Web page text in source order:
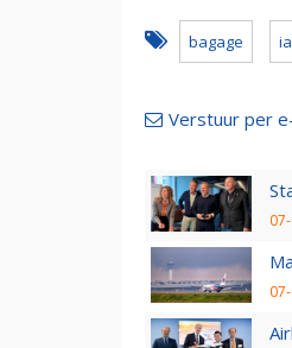
bagage
Verstuur per